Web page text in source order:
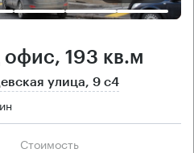
193 кв.м
улица, 9 с4
Cтоимость